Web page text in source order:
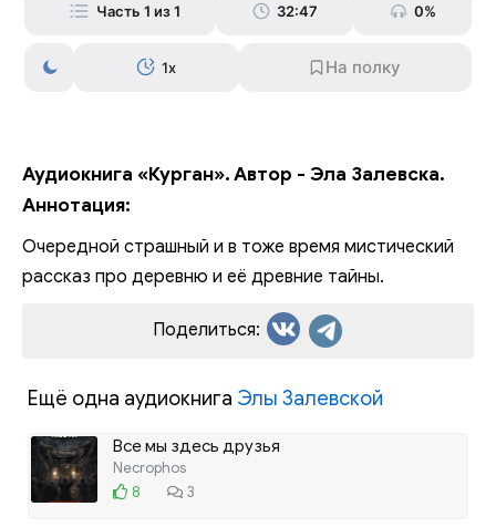
Часть 1 из 1 32:47 0%
1x
Аудиокнига «Курган». Автор - Эла Залевска.
Аннотация:
Очередной страшный и в тоже время мистический
рассказ про деревню и её древние тайны.
Поделиться:
Ещё одна аудиокнига Элы Залевской
Все мы здесь друзья
Necrophos
8
3